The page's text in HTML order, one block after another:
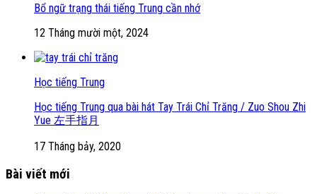
Bổ ngữ trạng thái tiếng Trung cần nhớ
12 Tháng mười một, 2024
Học tiếng Trung
Học tiếng Trung qua bài hát Tay Trái Chỉ Trăng / Zuo Shou Zhi
Yue 左手指月
17 Tháng bảy, 2020
Bài viết mới